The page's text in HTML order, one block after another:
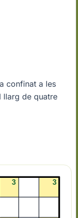
confinat a les
llarg de quatre